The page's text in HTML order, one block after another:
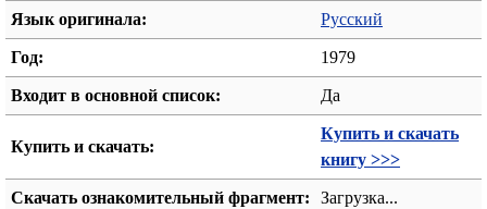
Язык оригинала: Русский
Год: 1979
Входит в основной список: Да
Купить и скачать:
Купить и скачать
книгу >>>
Скачать ознакомительный фрагмент: Загрузка...